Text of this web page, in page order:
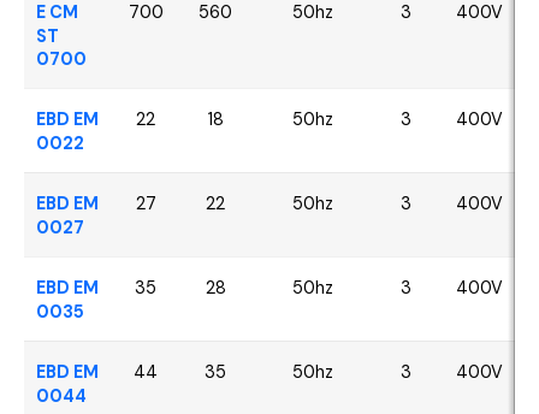
Perkins
VOLVO
YANGDONG
E CM
ST
0700
700 560 50hz 3 400V
EBD EM
0022
22 18 50hz 3 400V
EBD EM
0027
27 22 50hz 3 400V
EBD EM
0035
35 28 50hz 3 400V
EBD EM
0044
44 35 50hz 3 400V